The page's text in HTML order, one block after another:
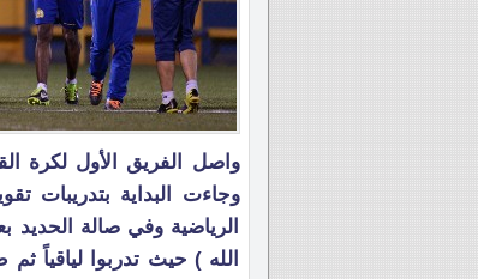
واصل الفريق الأول لكرة
وجاءت البداية بتدريبات
الرياضية وفي صالة الحديد
الله ) حيث تدربوا لياقياً